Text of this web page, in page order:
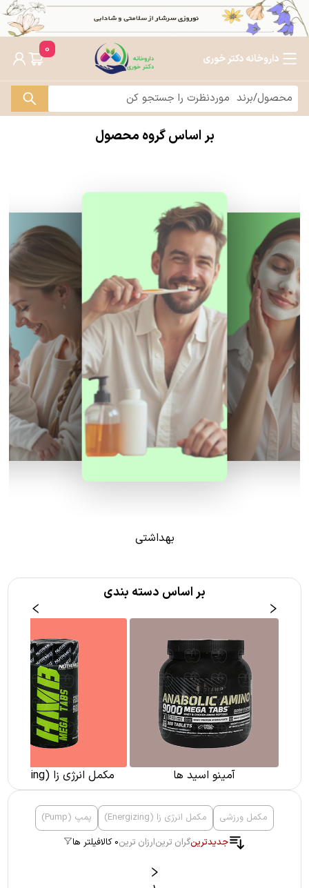
داروخانه دکتر خوری
0
بر اساس گروه محصول
بهداشتی
بر اساس دسته بندی
آمینو اسید ها مکمل انرژی زا (Energizing)
مکمل ورزشی مکمل انرژی زا (Energizing)
پمپ (Pump)
جدیدترینگران ترینارزان ترین0 کالا فیلتر ها